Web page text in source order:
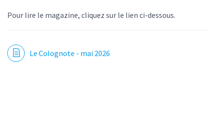
Pour lire le magazine, cliquez sur le lien ci-dessous.
Le Colognote - mai 2026